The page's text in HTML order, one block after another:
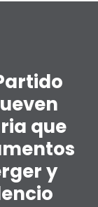
que
y